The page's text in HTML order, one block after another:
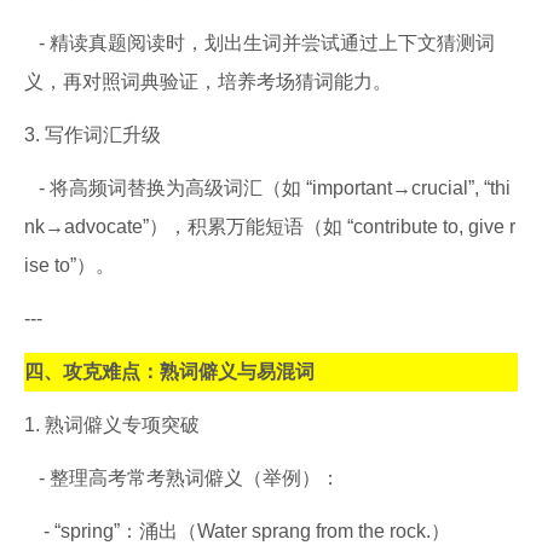
- 精读真题阅读时，划出生词并尝试通过上下文猜测词
义，再对照词典验证，培养考场猜词能力。
3. 写作词汇升级
- 将高频词替换为高级词汇（如 “important→crucial”, “thi
nk→advocate”），积累万能短语（如 “contribute to, give r
ise to”）。
---
四、攻克难点：熟词僻义与易混词
1. 熟词僻义专项突破
- 整理高考常考熟词僻义（举例）：
- “spring”：涌出（Water sprang from the rock.）